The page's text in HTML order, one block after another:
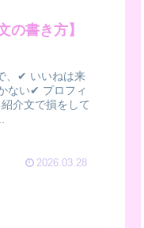
の書き方】
、✔ いいねは来
ない✔ プロフィ
介文で損をして
2026.03.28